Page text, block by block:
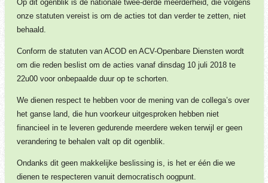
Op dit ogenblik is de nationale twee-derde meerderheid, die volgens
onze statuten vereist is om de acties tot dan verder te zetten, niet
behaald.
Conform de statuten van ACOD en ACV-Openbare Diensten wordt
om die reden beslist om de acties vanaf dinsdag 10 juli 2018 te
22u00 voor onbepaalde duur op te schorten.
We dienen respect te hebben voor de mening van de collega’s over
het ganse land, die hun voorkeur uitgesproken hebben niet
financieel in te leveren gedurende meerdere weken terwijl er geen
verandering te behalen valt op dit ogenblik.
Ondanks dit geen makkelijke beslissing is, is het er één die we
dienen te respecteren vanuit democratisch oogpunt.